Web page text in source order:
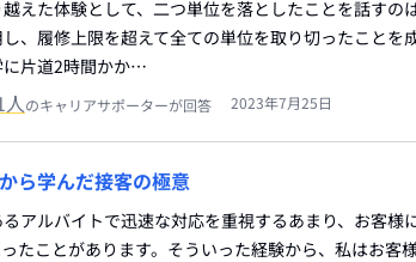
えた体験として、二つ単位を落としたことを話すの
、履修上限を超えて全ての単位を取り切ったことを
に片道2時間かか…
人のキャリアサポーターが回答 2023年7月25日
ら学んだ接客の極意
アルバイトで迅速な対応を重視するあまり、お客様
たことがあります。そういった経験から、私はお客